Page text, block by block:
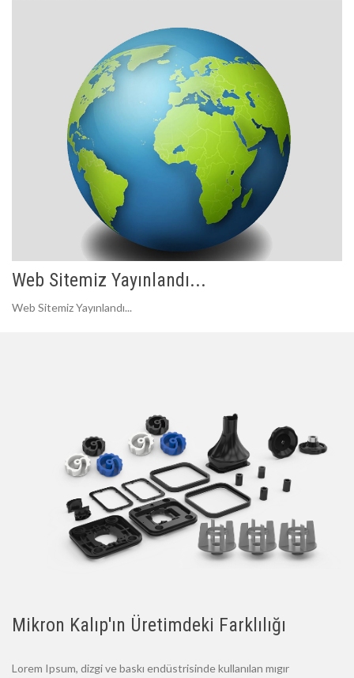
Web Sitemiz Yayınlandı...
Web Sitemiz Yayınlandı...
Mikron Kalıp'ın Üretimdeki Farklılığı
Lorem Ipsum, dizgi ve baskı endüstrisinde kullanılan mıgır